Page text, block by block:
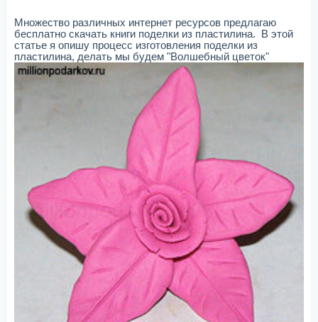
Множество различных интернет ресурсов предлагаю
бесплатно скачать книги поделки из пластилина. В этой
статье я опишу процесс изготовления поделки из
пластилина, делать мы будем "Волшебный цветок"